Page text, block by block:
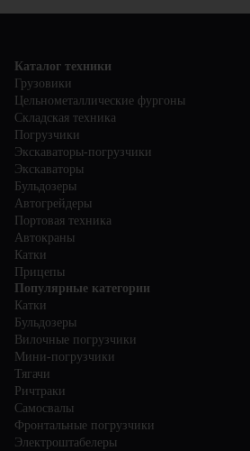
Каталог техники
Грузовики
Цельнометаллические фургоны
Складская техника
Погрузчики
Экскаваторы-погрузчики
Экскаваторы
Бульдозеры
Автогрейдеры
Портовая техника
Автокраны
Катки
Прицепы
Популярные категории
Катки
Бульдозеры
Вилочные погрузчики
Мини-погрузчики
Тягачи
Ричтраки
Самосвалы
Фронтальные погрузчики
Электроштабелеры